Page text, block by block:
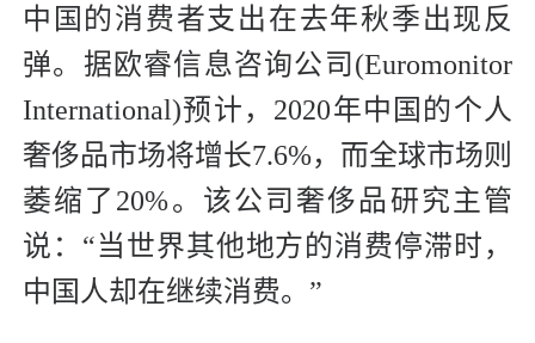
中国的消费者支出在去年秋季出现反
弹。据欧睿信息咨询公司(Euromonitor
International)预计，2020年中国的个人
奢侈品市场将增长7.6%，而全球市场则
萎缩了20%。该公司奢侈品研究主管
说：“当世界其他地方的消费停滞时，
中国人却在继续消费。”